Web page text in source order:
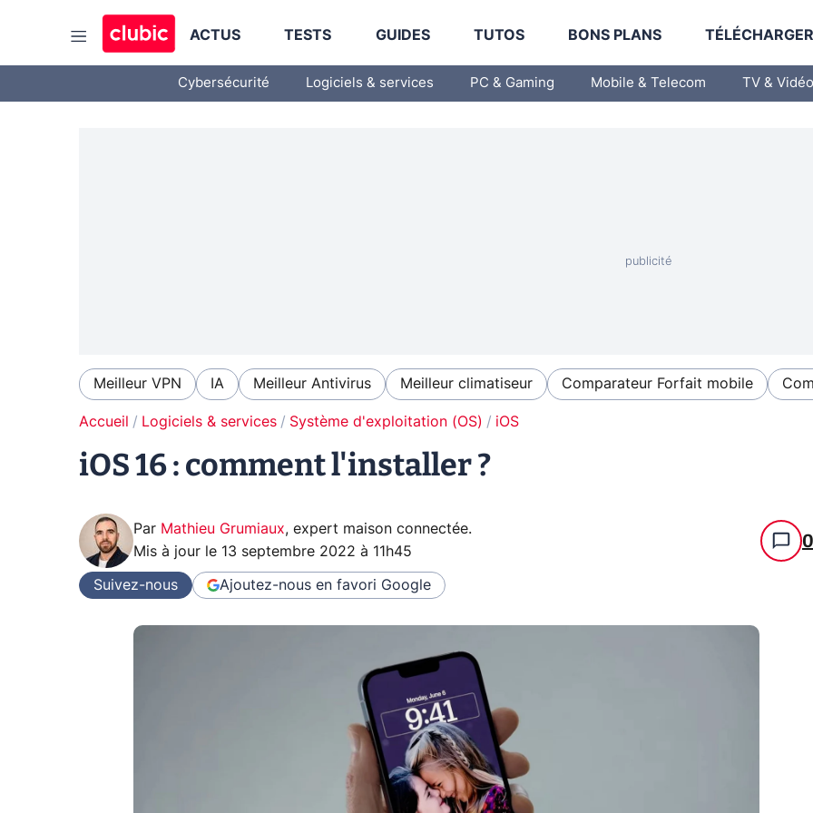
ACTUS TESTS GUIDES TUTOS BONS PLANS
Cybersécurité Logiciels & services PC & Gaming Mobile & Telecom TV & Vidéo
Meilleur VPN IA Meilleur Antivirus Meilleur climatiseur Comparateur Forfait mobile
Accueil Logiciels & services Système d'exploitation (OS) iOS
iOS 16 : comment l'installer ?
Par Mathieu Grumiaux, expert maison connectée.
Mis à jour le 13 septembre 2022 à 11h45 0
Suivez-nous Ajoutez-nous en favori Google